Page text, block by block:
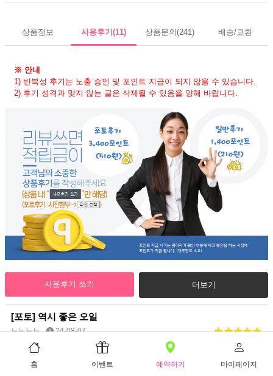
상품정보 사용후기 (11) 상품문의(241) 배송/교환
※ 안내
1) 반복성 후기는 노출 승인 및 포인트 지급이 되지 않을 수 있습니다.
2) 후기 성격과 맞지 않는 글은 삭제될 수 있음을 양해 바랍니다.
사용후기 쓰기 더보기
[포토] 역시 좋은 오일
노노노노 24-08-07
[포토]좋와요... 굿굿굿....
와장창창
홈 이벤트 예약하기 마이페이지